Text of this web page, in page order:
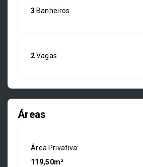
3 Banheiros
2Vagas
Áreas
Área Privativa:
119,50m²